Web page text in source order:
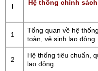
I
Hệ thống chính
1
Tổng quan về hệ
toàn, vệ sinh lao động.
2
Hệ thống tiêu chuẩn,
lao động.